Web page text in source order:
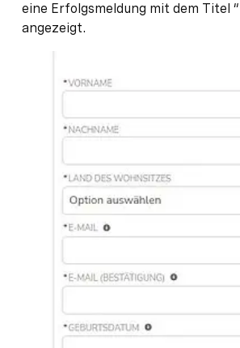
eine Erfolgsmeldung mit dem Titel
angezeigt.